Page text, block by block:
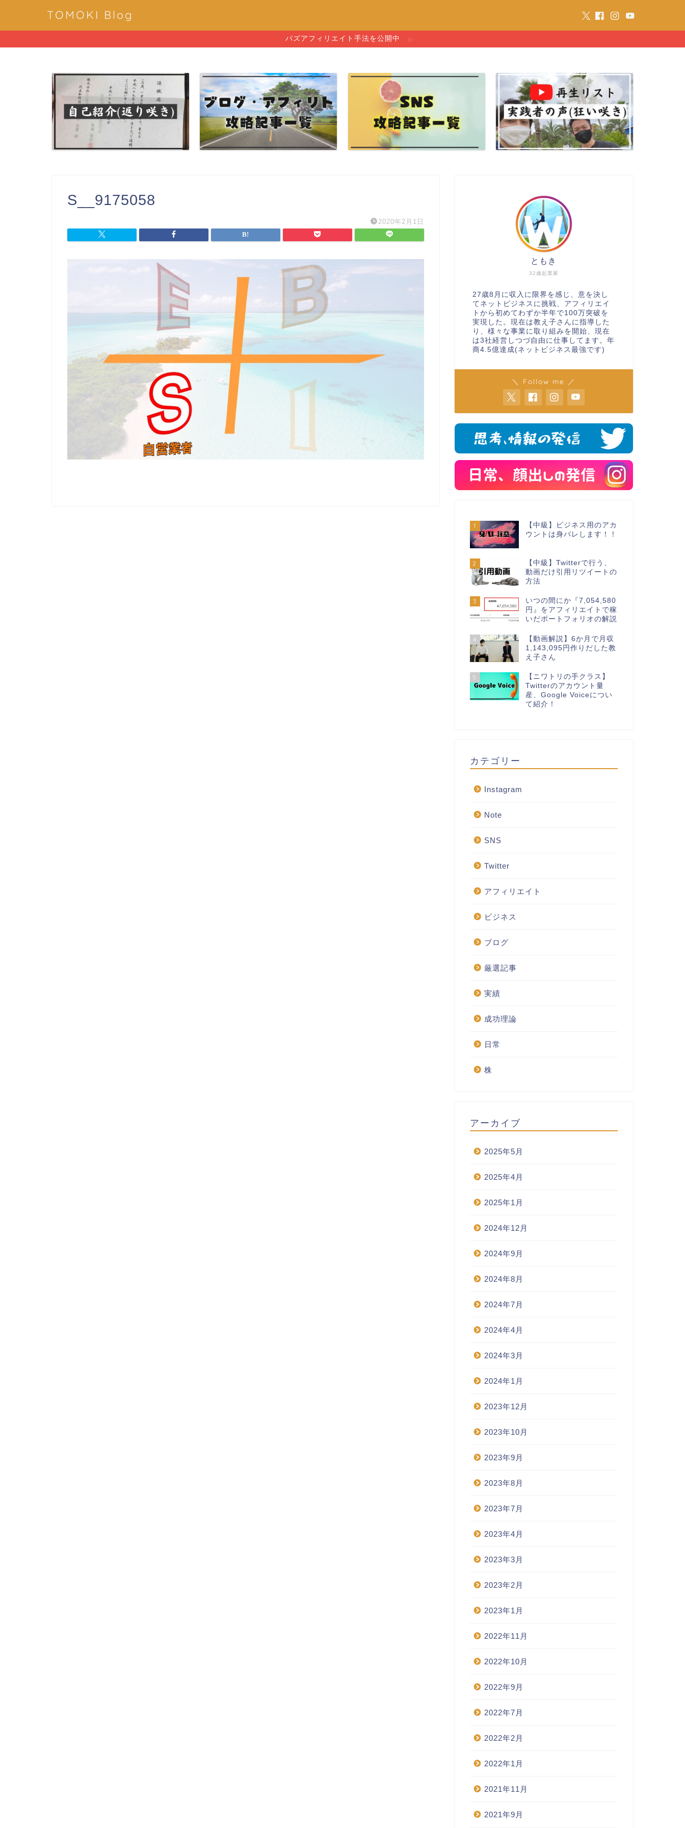
TOMOKI Blog
バズアフィリエイト手法を公開中
S__9175058
2020年2月1日
32歳起業家
ともき
27歳8月に収入に限界を感じ、意を決し
てネットビジネスに挑戦、アフィリエイ
トから初めてわずか半年で100万突破を
実現した。現在は教え子さんに指導した
り、様々な事業に取り組みを開始、現在
は3社経営しつづ自由に仕事してます。年
商4.5億達成(ネットビジネス最強です)
＼ Follow me ／
1
【中級】ビジネス用のアカ
ウントは身バレします！！
2
【中級】Twitterで行う、
動画だけ引用リツイートの
方法
3
いつの間にか『7,054,580
円』をアフィリエイトで稼
いだポートフォリオの解説
4
【動画解説】6か月で月収
1,143,095円作りだした教
え子さん
5
【ニワトリの手クラス】
Twitterのアカウント量
産、Google Voiceについ
て紹介！
カテゴリー
Instagram
Note
SNS
Twitter
アフィリエイト
ビジネス
ブログ
厳選記事
実績
成功理論
日常
株
アーカイブ
2025年5月
2025年4月
2025年1月
2024年12月
2024年9月
2024年8月
2024年7月
2024年4月
2024年3月
2024年1月
2023年12月
2023年10月
2023年9月
2023年8月
2023年7月
2023年4月
2023年3月
2023年2月
2023年1月
2022年11月
2022年10月
2022年9月
2022年7月
2022年2月
2022年1月
2021年11月
2021年9月